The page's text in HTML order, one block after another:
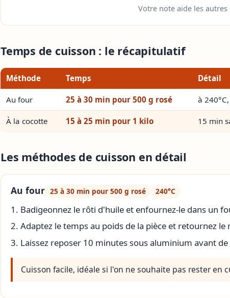
Votre note aide les autres
Temps de cuisson : le récapitulatif
Méthode Temps Détail
Au four 25 à 30 min pour 500 g rosé à
À la cocotte 15 à 25 min pour 1 kilo 15 min
Les méthodes de cuisson en détail
Au four 25 à 30 min pour 500 g rosé 240°C
Badigeonnez le rôti d'huile et enfournez-le dans un
Adaptez le temps au poids de la pièce et retournez le
Laissez reposer 10 minutes sous aluminium avant de
Cuisson facile, idéale si l'on ne souhaite pas rester en